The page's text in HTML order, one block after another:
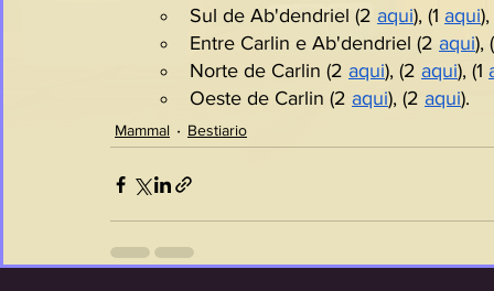
Sul de Ab'dendriel (2 aqui), (1 aqui
Entre Carlin e Ab'dendriel (2 aqui),
Norte de Carlin (2 aqui), (2 aqui), (1
Oeste de Carlin (2 aqui), (2 aqui).
Mammal Bestiario